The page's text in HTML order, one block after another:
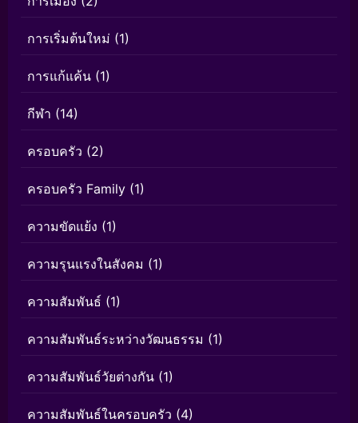
การเริ่มต้นใหม่ (1)
การแก้แค้น (1)
กีฬา (14)
ครอบครัว (2)
ครอบครัว Family (1)
ความขัดแย้ง (1)
ความรุนแรงในสังคม (1)
ความสัมพันธ์ (1)
ความสัมพันธ์ระหว่างวัฒนธรรม (1)
ความสัมพันธ์วัยต่างกัน (1)
ความสัมพันธ์ในครอบครัว (4)